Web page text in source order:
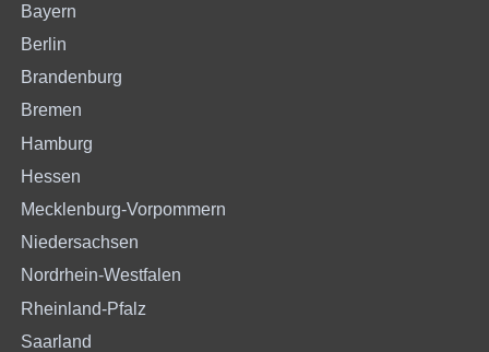
Bayern
Berlin
Brandenburg
Bremen
Hamburg
Hessen
Mecklenburg-Vorpommern
Niedersachsen
Nordrhein-Westfalen
Rheinland-Pfalz
Saarland